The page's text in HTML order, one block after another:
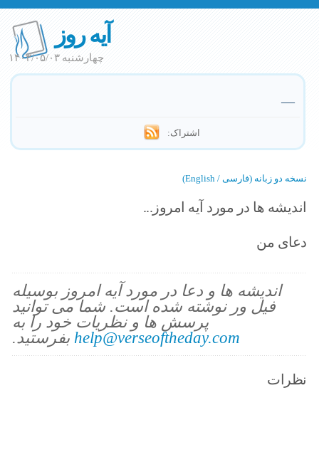
آیه روز
چهارشنبه ۱۴۰۳/۰۵/۰۳
—
اشتراک:
نسخه دو زبانه (فارسی / English)
اندیشه ها در مورد آیه امروز...
دعای من
اندیشه ها و دعا در مورد آیه امروز بوسیله
فیل ور نوشته شده است. شما می توانید
پرسش ها و نظریات خود را به
help@verseoftheday.com بفرستید.
نظرات